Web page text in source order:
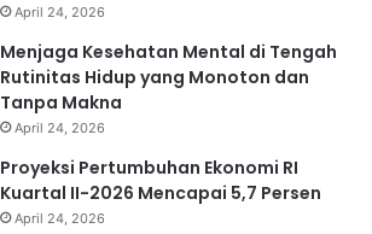
April 24, 2026
Menjaga Kesehatan Mental di Tengah
Rutinitas Hidup yang Monoton dan
Tanpa Makna
April 24, 2026
Proyeksi Pertumbuhan Ekonomi RI
Kuartal II-2026 Mencapai 5,7 Persen
April 24, 2026